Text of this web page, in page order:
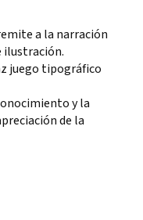
a la narración
ilustración.
juego tipográfico
y la
de la